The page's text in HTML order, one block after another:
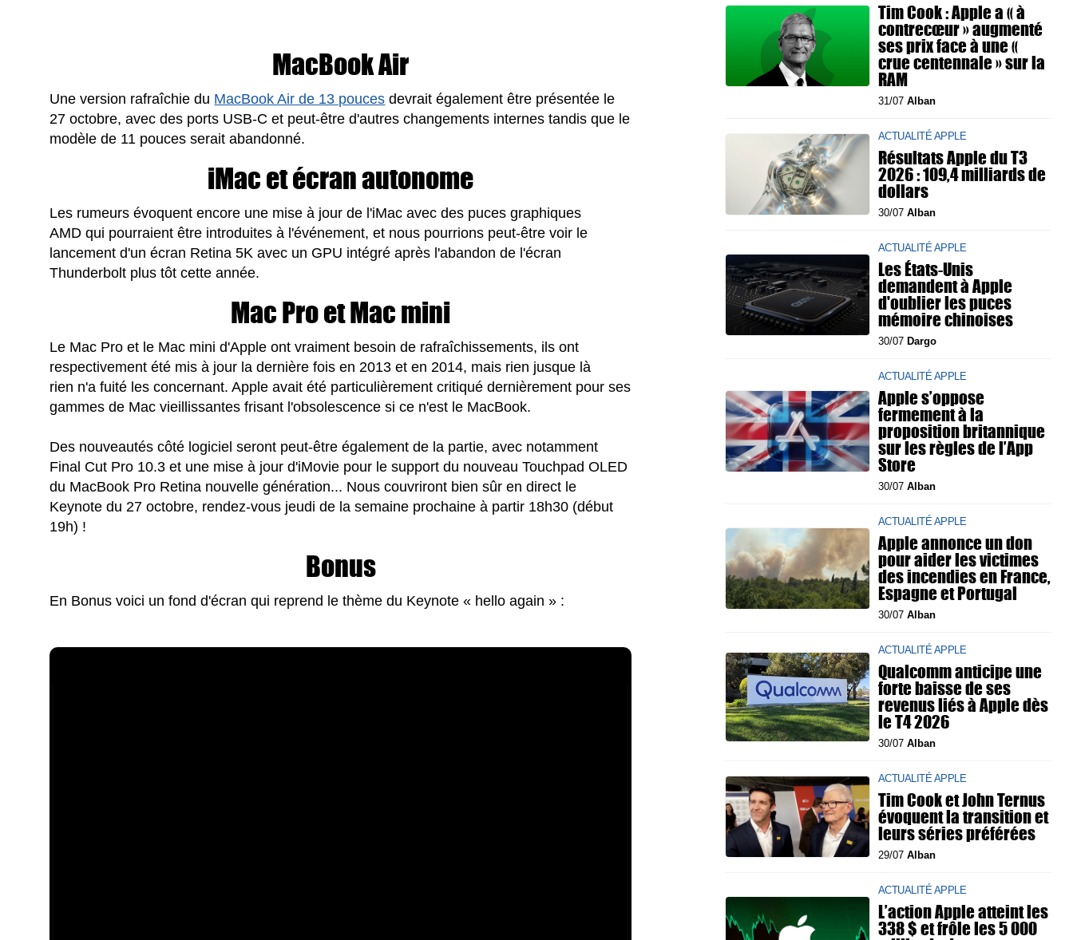
MacBook Air
Une version rafraîchie du MacBook Air de 13 pouces devrait également être présentée le
27 octobre, avec des ports USB-C et peut-être d'autres changements internes tandis que le
modèle de 11 pouces serait abandonné.
iMac et écran autonome
Les rumeurs évoquent encore une mise à jour de l'iMac avec des puces graphiques
AMD qui pourraient être introduites à l'événement, et nous pourrions peut-être voir le
lancement d'un écran Retina 5K avec un GPU intégré après l'abandon de l'écran
Thunderbolt plus tôt cette année.
Mac Pro et Mac mini
Le Mac Pro et le Mac mini d'Apple ont vraiment besoin de rafraîchissements, ils ont
respectivement été mis à jour la dernière fois en 2013 et en 2014, mais rien jusque là
rien n'a fuité les concernant. Apple avait été particulièrement critiqué dernièrement pour ses
gammes de Mac vieillissantes frisant l'obsolescence si ce n'est le MacBook.
Des nouveautés côté logiciel seront peut-être également de la partie, avec notamment
Final Cut Pro 10.3 et une mise à jour d'iMovie pour le support du nouveau Touchpad OLED
du MacBook Pro Retina nouvelle génération... Nous couvriront bien sûr en direct le
Keynote du 27 octobre, rendez-vous jeudi de la semaine prochaine à partir 18h30 (début
19h) !
Bonus
En Bonus voici un fond d'écran qui reprend le thème du Keynote « hello again » :
Tim Cook : Apple a « à
contrecœur » augmenté
ses prix face à une «
crue centennale » sur la
RAM
31/07 Alban
ACTUALITÉ APPLE
Résultats Apple du T3
2026 : 109,4 milliards de
dollars
30/07 Alban
ACTUALITÉ APPLE
Les États-Unis
demandent à Apple
d'oublier les puces
mémoire chinoises
30/07 Dargo
ACTUALITÉ APPLE
Apple s’oppose
fermement à la
proposition britannique
sur les règles de l’App
Store
30/07 Alban
ACTUALITÉ APPLE
Apple annonce un don
pour aider les victimes
des incendies en France,
Espagne et Portugal
30/07 Alban
ACTUALITÉ APPLE
Qualcomm anticipe une
forte baisse de ses
revenus liés à Apple dès
le T4 2026
30/07 Alban
ACTUALITÉ APPLE
Tim Cook et John Ternus
évoquent la transition et
leurs séries préférées
29/07 Alban
ACTUALITÉ APPLE
L’action Apple atteint les
338 $ et frôle les 5 000